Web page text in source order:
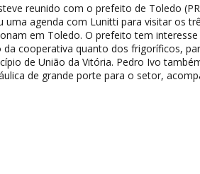
reunido com o prefeito de Toledo
uma agenda com Lunitti para visitar os
em Toledo. O prefeito tem
cooperativa quanto dos frigoríficos,
de União da Vitória. Pedro Ivo
de grande porte para o setor,